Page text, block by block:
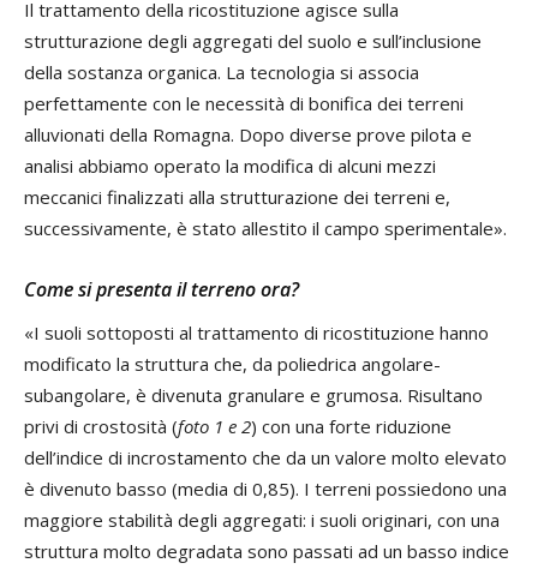
Il trattamento della ricostituzione agisce sulla
strutturazione degli aggregati del suolo e sull’inclusione
della sostanza organica. La tecnologia si associa
perfettamente con le necessità di bonifica dei terreni
alluvionati della Romagna. Dopo diverse prove pilota e
analisi abbiamo operato la modifica di alcuni mezzi
meccanici finalizzati alla strutturazione dei terreni e,
successivamente, è stato allestito il campo sperimentale».
Come si presenta il terreno ora?
«I suoli sottoposti al trattamento di ricostituzione hanno
modificato la struttura che, da poliedrica angolare-
subangolare, è divenuta granulare e grumosa. Risultano
privi di crostosità (foto 1 e 2) con una forte riduzione
dell’indice di incrostamento che da un valore molto elevato
è divenuto basso (media di 0,85). I terreni possiedono una
maggiore stabilità degli aggregati: i suoli originari, con una
struttura molto degradata sono passati ad un basso indice